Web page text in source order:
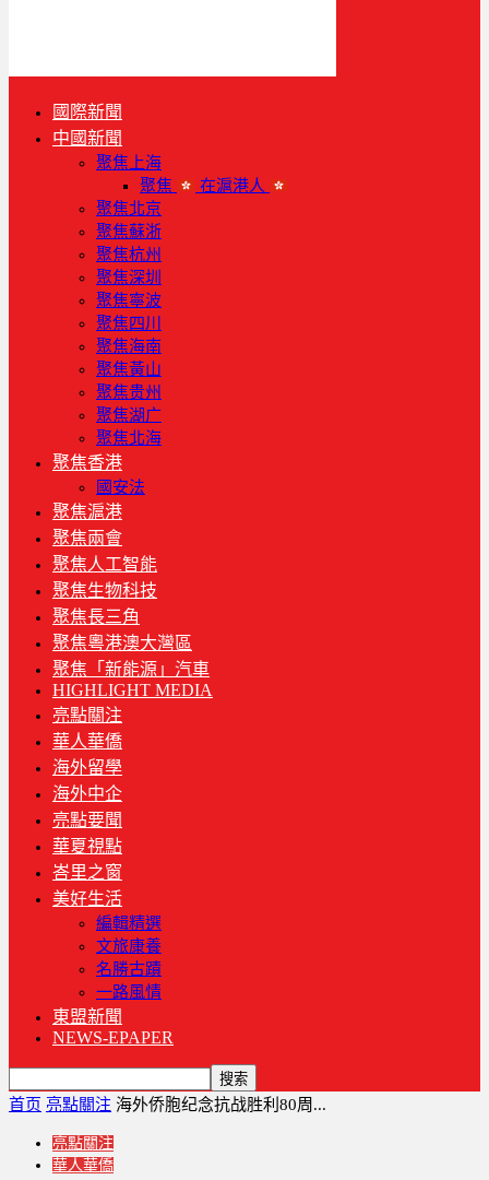
國際新聞
中國新聞
聚焦上海
聚焦
在滬港人
聚焦北京
聚焦蘇浙
聚焦杭州
聚焦深圳
聚焦寧波
聚焦四川
聚焦海南
聚焦黃山
聚焦贵州
聚焦湖广
聚焦北海
聚焦香港
國安法
聚焦滬港
聚焦兩會
聚焦人工智能
聚焦生物科技
聚焦長三角
聚焦粵港澳大灣區
聚焦「新能源」汽車
HIGHLIGHT MEDIA
亮點關注
華人華僑
海外留學
海外中企
亮點要聞
華夏視點
峇里之窗
美好生活
編輯精選
文旅康養
名勝古蹟
一路風情
東盟新聞
NEWS-EPAPER
首页 亮點關注 海外侨胞纪念抗战胜利80周...
亮點關注
華人華僑